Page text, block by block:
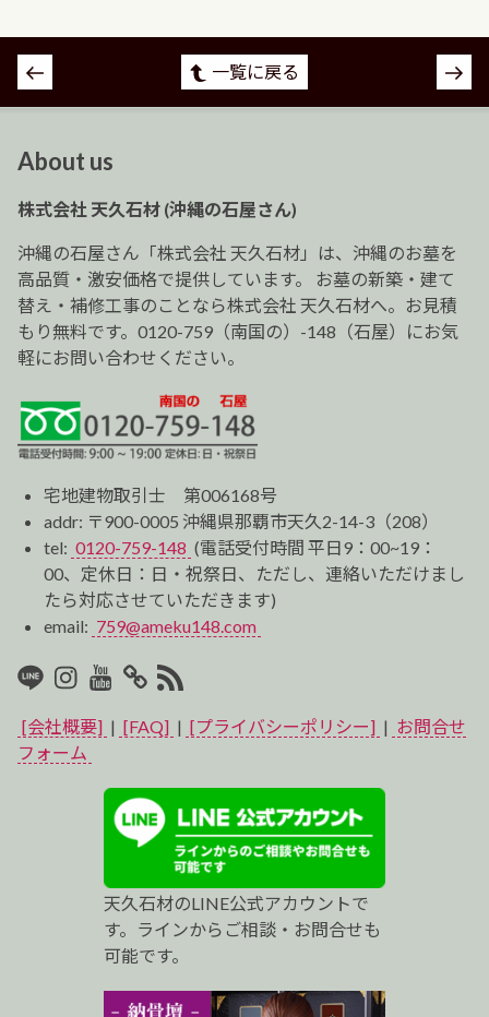
投
稿
ゲ
ー
シ
ョ
ン
一覧に戻る
About us
株式会社 天久石材 (沖縄の石屋さん)
沖縄の石屋さん「株式会社 天久石材」は、沖縄のお墓を
高品質・激安価格で提供しています。 お墓の新築・建て
替え・補修工事のことなら株式会社 天久石材へ。お見積
もり無料です。0120-759（南国の）-148（石屋）にお気
軽にお問い合わせください。
宅地建物取引士 第006168号
addr: 〒900-0005 沖縄県那覇市天久2-14-3（208）
tel: 0120-759-148 (電話受付時間 平日9：00~19：
00、定休日：日・祝祭日、ただし、連絡いただけまし
たら対応させていただきます)
email: 759@ameku148.com
LINEInstagram
Youtube
マ
イ
ス
ト
ロ
RSS2
[会社概要] | [FAQ] | [プライバシーポリシー] | お問合せ
フォーム
天久石材のLINE公式アカウントで
す。ラインからご相談・お問合せも
可能です。